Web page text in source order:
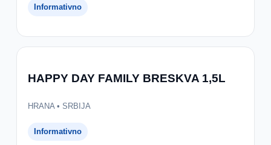
Informativno
HAPPY DAY FAMILY BRESKVA 1,5L
HRANA • SRBIJA
Informativno